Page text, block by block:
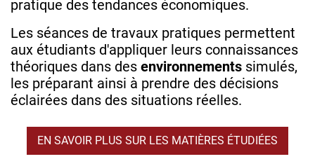
pratique des tendances économiques.
Les séances de travaux pratiques permettent
aux étudiants d'appliquer leurs connaissances
théoriques dans des environnements simulés,
les préparant ainsi à prendre des décisions
éclairées dans des situations réelles.
EN SAVOIR PLUS SUR LES MATIÈRES ÉTUDIÉES